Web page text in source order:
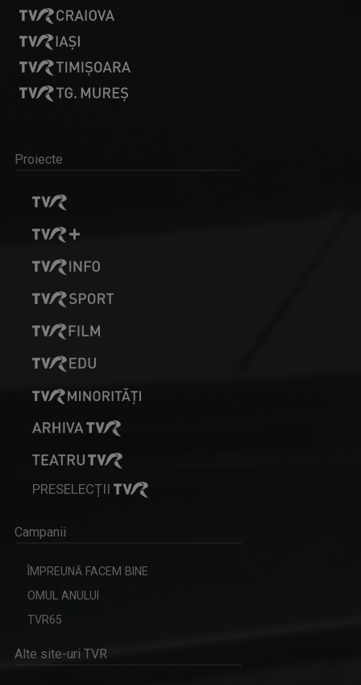
Proiecte
PRESELECȚII
Campanii
ÎMPREUNĂ FACEM BINE
OMUL ANULUI
TVR65
Alte site-uri TVR